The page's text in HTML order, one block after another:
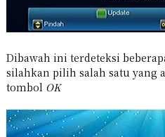
Dibawah ini terdeteksi
silahkan pilih salah satu yang
tombol OK